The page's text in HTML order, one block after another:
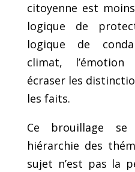
citoyenne est
logique de
logique de
climat,
écraser les
les faits.
Ce brouillage
hiérarchie des
sujet n’est pas la